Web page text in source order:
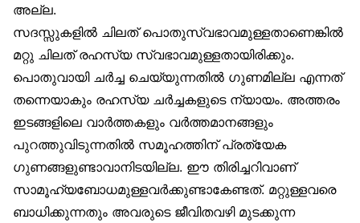
അല്ല.
സദസ്സുകളിൽ ചിലത് പൊതുസ്വഭാവമുള്ളതാണെങ്കിൽ
മറ്റു ചിലത് രഹസ്യ സ്വഭാവമുള്ളതായിരിക്കും.
പൊതുവായി ചർച്ച ചെയ്യുന്നതിൽ ഗുണമില്ല എന്നത്
തന്നെയാകും രഹസ്യ ചർച്ചകളുടെ ന്യായം. അത്തരം
ഇടങ്ങളിലെ വാർത്തകളും വർത്തമാനങ്ങളും
പുറത്തുവിടുന്നതിൽ സമൂഹത്തിന് പ്രത്യേക
ഗുണങ്ങളുണ്ടാവാനിടയില്ല. ഈ തിരിച്ചറിവാണ്
സാമൂഹ്യബോധമുള്ളവർക്കുണ്ടാകേണ്ടത്. മറ്റുള്ളവരെ
ബാധിക്കുന്നതും അവരുടെ ജീവിതവഴി മുടക്കുന്ന